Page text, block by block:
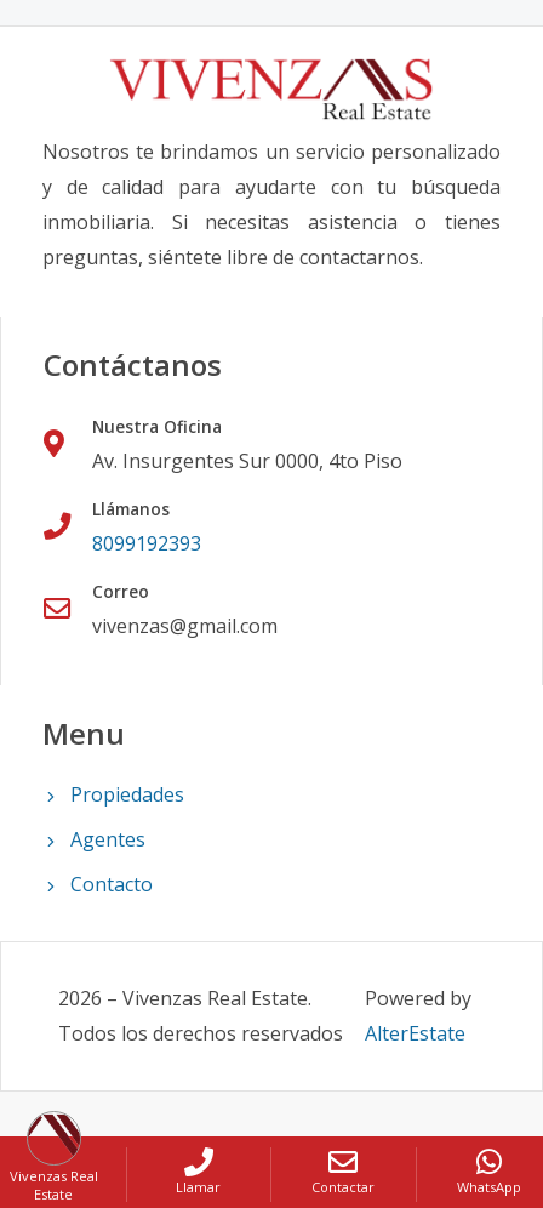
Vivenzas Real
Estate
Llamar Contactar WhatsApp
Nosotros te brindamos un servicio personalizado
y de calidad para ayudarte con tu búsqueda
inmobiliaria. Si necesitas asistencia o tienes
preguntas, siéntete libre de contactarnos.
Contáctanos
Nuestra Oficina
Av. Insurgentes Sur 0000, 4to Piso
Llámanos
8099192393
Correo
vivenzas@gmail.com
Menu
Propiedades
Agentes
Contacto
2026 – Vivenzas Real Estate.
Todos los derechos reservados
Powered by
AlterEstate